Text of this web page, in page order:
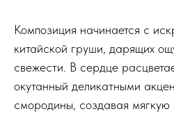
Композиция начинается с
китайской груши, дарящих
свежести. В сердце
окутанный деликатными
смородины, создавая мягкую